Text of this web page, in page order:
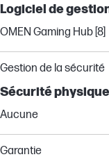
Logiciel de
OMEN Gaming Hub [8]
Gestion de la sécurité
Sécurité physique
Aucune
Garantie